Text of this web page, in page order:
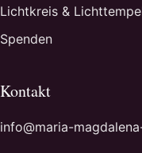
Lichtkreis &
Spenden
Kontakt
info@maria-